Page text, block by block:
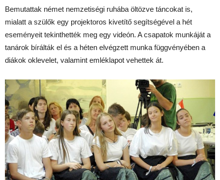
Bemutattak német nemzetiségi ruhába öltözve táncokat is,
mialatt a szülők egy projektoros kivetítő segítségével a hét
eseményeit tekinthették meg egy videón. A csapatok munkáját a
tanárok bírálták el és a héten elvégzett munka függvényében a
diákok oklevelet, valamint emléklapot vehettek át.